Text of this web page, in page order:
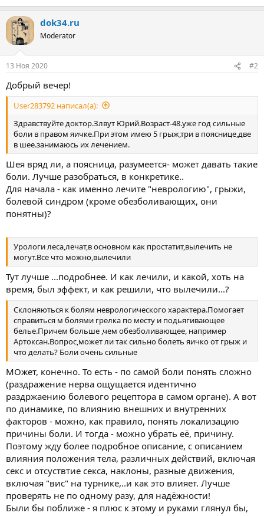
dok34.ru
Moderator
13 Ноя 2020 #2
Добрый вечер!
User283792 написал(а):
Здравствуйте доктор.Злвут Юрий.Возраст-48.уже год сильные
боли в правом яичке.При этом имею 5 грыж,три в пояснице,две
в шее.занимаюсь их лечением.
Шея вряд ли, а поясница, разумеется- может давать такие
боли. Лучше разобраться, в конкретике..
Для начала - как именно лечите "неврологию", грыжи,
болевой синдром (кроме обезболивающих, они
понятны)?
Урологи леса,лечат,в основном как простатит,вылечить не
могут.Все что можно,вылечили
Тут лучше ...подробнее. И как лечили, и какой, хоть на
время, был эффект, и как решили, что вылечили...?
Склоняються к болям неврологического характера.Помогает
справиться м болями грелка по месту и подьягивающее
белье.Причем больше ,чем обезболивающее, например
Артоксан.Вопрос,может ли так сильно болеть яичко от грыж и
что делать? Боли очень сильные
МОжет, конечно. То есть - по самой боли понять сложно
(раздражение нерва ощущается идентично
раздржаению болевого рецептора в самом органе). А вот
по динамике, по влиянию внешних и внутренних
факторов - можно, как правило, понять локализацию
причины боли. И тогда - можно убрать её, причину.
Поэтому жду более подробное описание, с описанием
влияния положения тела, различных действий, включая
секс и отсуствтие секса, наклоны, разные движения,
включая "вис" на турнике,..и как это влияет. Лучше
проверять не по одному разу, для надёжности!
Были бы поближе - я плюс к этому и руками глянул бы,